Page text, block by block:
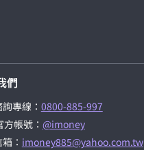
們
專線： 0800-885-997
方帳號： @imoney
： imoney885@yahoo.com.tw